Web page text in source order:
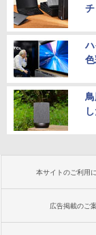
チ
本サイトのご利用
広告掲載のご